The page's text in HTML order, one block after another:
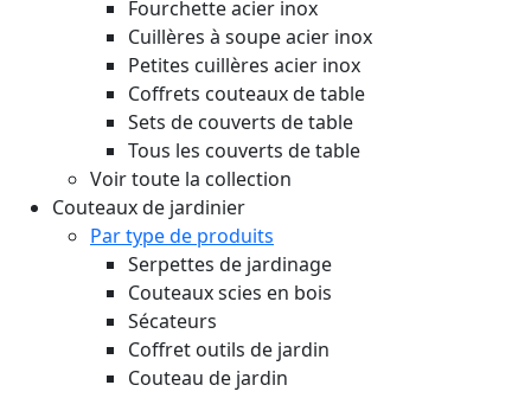
Fourchette acier inox
Cuillères à soupe acier inox
Petites cuillères acier inox
Coffrets couteaux de table
Sets de couverts de table
Tous les couverts de table
Voir toute la collection
Couteaux de jardinier
Par type de produits
Serpettes de jardinage
Couteaux scies en bois
Sécateurs
Coffret outils de jardin
Couteau de jardin